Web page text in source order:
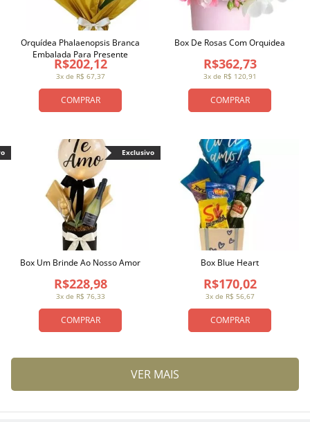
COMPRAR
3x de R$ 67,37
R$202,12
Orquídea Phalaenopsis Branca
Embalada Para Presente
COMPRAR
3x de R$ 120,91
R$362,73
Box De Rosas Com Orquidea
COMPRAR
3x de R$ 76,33
R$228,98
Box Um Brinde Ao Nosso Amor
Exclusivo
COMPRAR
3x de R$ 56,67
R$170,02
Box Blue Heart
VER MAIS